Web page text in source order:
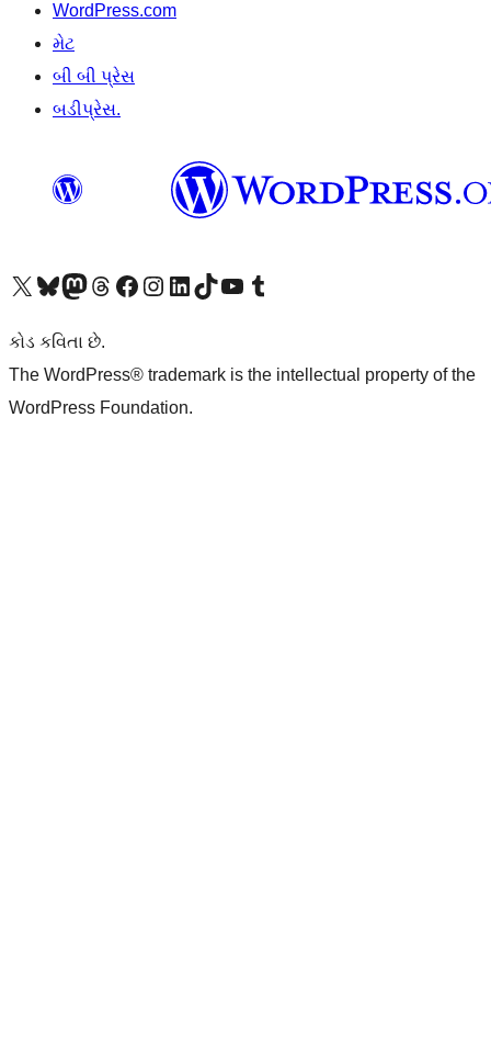
WordPress.com
મેટ
બી બી પ્રેસ
બડીપ્રેસ.
અમારા X (અગાઉ ટ્વિટર) એકાઉન્ટની મુલાકાત લોઅમારા Bluesky એકાઉન્ટની મુલાકાત લોઅમારા માસ્ટોડોન એકાઉન્ટની મુલાકાત લોઅમારા Threads એકાઉન્ટની મુલાકાત લો અમારા ફેસબુક પેજની મુલાકાત લોઅમારા ઇન્સ્ટાગ્રામ એકાઉન્ટની મુલાકાત લો અમારા LinkedIn એકાઉન્ટની મુલાકાત લોઅમારા TikTok એકાઉન્ટની મુલાકાત લોઅમારી YouTube ચેનલની મુલાકાત લો અમારા Tumblr એકાઉન્ટની મુલાકાત લો
કોડ કવિતા છે.
The WordPress® trademark is the intellectual property of the
WordPress Foundation.